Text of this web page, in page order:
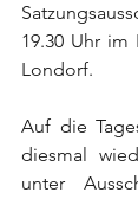
19.30 Uhr im
Londorf.
Auf die
diesmal
unter